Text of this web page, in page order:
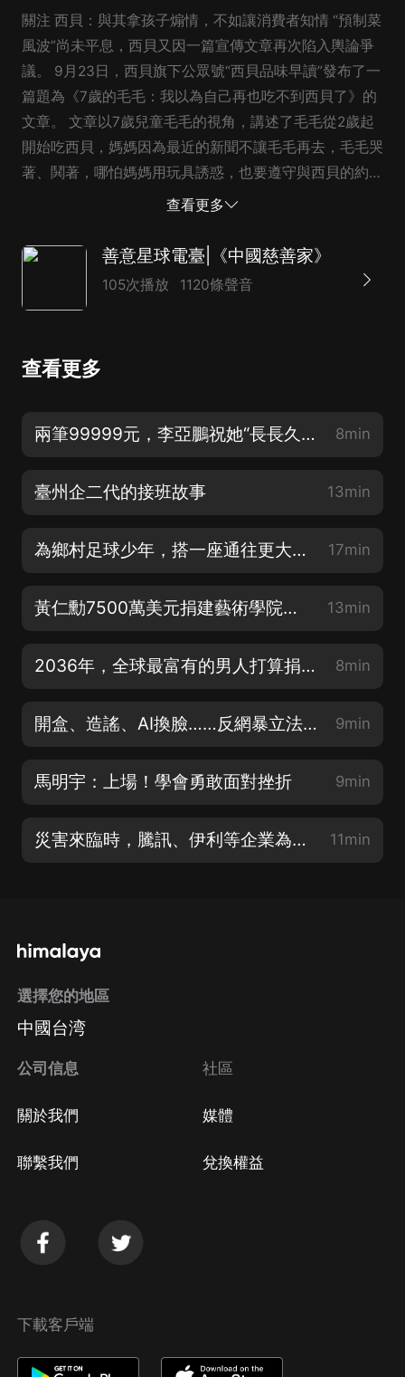
關注 西貝：與其拿孩子煽情，不如讓消費者知情 “預制菜
風波”尚未平息，西貝又因一篇宣傳文章再次陷入輿論爭
議。 9月23日，西貝旗下公眾號“西貝品味早讀”發布了一
篇題為《7歲的毛毛：我以為自己再也吃不到西貝了》的
文章。 文章以7歲兒童毛毛的視角，講述了毛毛從2歲起
開始吃西貝，媽媽因為最近的新聞不讓毛毛再去，毛毛哭
著、鬨著，哪怕媽媽用玩具誘惑，也要遵守與西貝的約
定，最后媽媽想通了，“不該因輿論否定這份信任”。文章
長，抱住她的大腿哭了起來”。 文章發布的第二天，西貝
查看更多
善意星球電臺|《中國慈善家》
105次播放 1120條聲音
查看更多
兩筆99999元，李亞鵬祝她“長長久久” 8min
臺州企二代的接班故事 13min
為鄉村足球少年，搭一座通往更大世界的橋 17min
黃仁勳7500萬美元捐建藝術學院：技術精英的一次自我提醒 13min
2036年，全球最富有的男人打算捐掉一萬億美元 8min
開盒、造謠、AI換臉……反網暴立法劍指算法作惡 9min
馬明宇：上場！學會勇敢面對挫折 9min
災害來臨時，騰訊、伊利等企業為何能夠快速響應？ 11min
選擇您的地區
中國台湾
公司信息
關於我們
聯繫我們
社區
媒體
兌換權益
下載客戶端